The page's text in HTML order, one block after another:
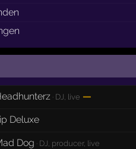
· DJ, live —
Deluxe
Dog · DJ, producer, live